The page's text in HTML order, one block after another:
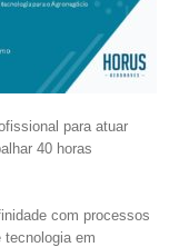
para atuar
40 horas
com processos
em